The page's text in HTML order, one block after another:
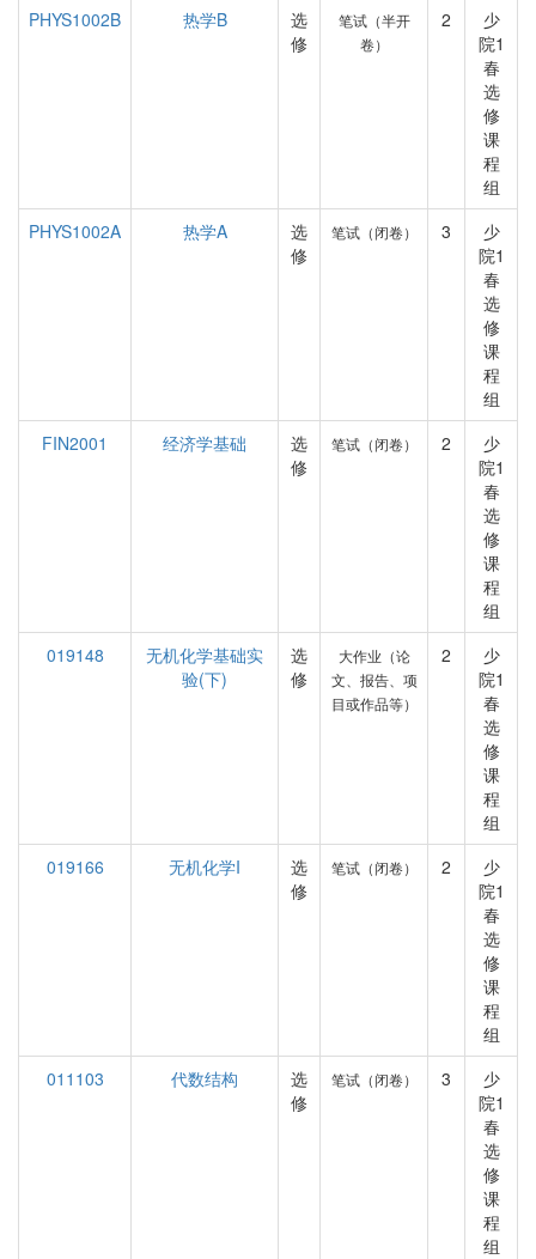
PHYS1002B
热学B
选
修
笔试（半开
卷）
2
少
院1
春
选
修
课
程
组
PHYS1002A
热学A
选
修
笔试（闭卷） 3
少
院1
春
选
修
课
程
组
FIN2001
经济学基础
选
修
笔试（闭卷） 2
少
院1
春
选
修
课
程
组
019148
无机化学基础实
验(下)
选
修
大作业（论
文、报告、项
目或作品等）
2
少
院1
春
选
修
课
程
组
019166
无机化学I
选
修
笔试（闭卷） 2
少
院1
春
选
修
课
程
组
011103
代数结构
选
修
笔试（闭卷） 3
少
院1
春
选
修
课
程
组